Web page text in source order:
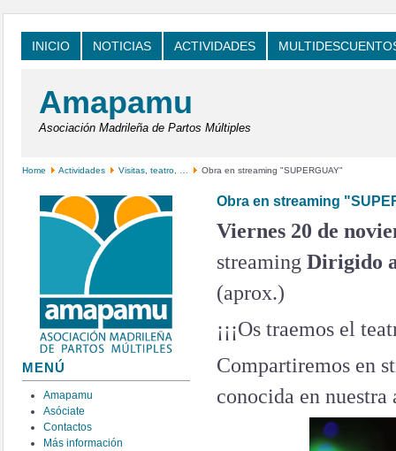
INICIO NOTICIAS ACTIVIDADES
Amapamu
Asociación Madrileña de Partos Múltiples
Home Actividades Visitas, teatro, … Obra en streaming "SUPERGUAY"
MENÚ
Amapamu
Asóciate
Contactos
Más información
Obra en streaming
Viernes 20 de
streaming Dirigido
(aprox.)
¡¡¡Os traemos el
Compartiremos en
conocida en